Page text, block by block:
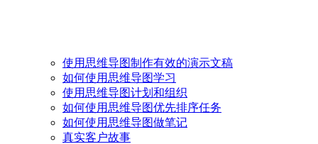
使用思维导图制作有效的演示文稿
如何使用思维导图学习
使用思维导图计划和组织
如何使用思维导图优先排序任务
如何使用思维导图做笔记
真实客户故事